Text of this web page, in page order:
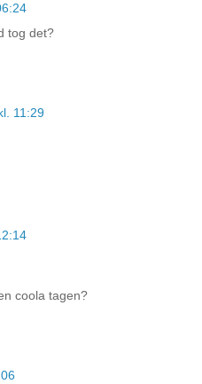
tog det?
11:29
coola tagen?